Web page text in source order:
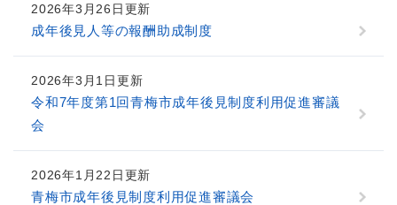
2026年3月26日更新
成年後見人等の報酬助成制度
2026年3月1日更新
令和7年度第1回青梅市成年後見制度利用促進審議
会
2026年1月22日更新
青梅市成年後見制度利用促進審議会